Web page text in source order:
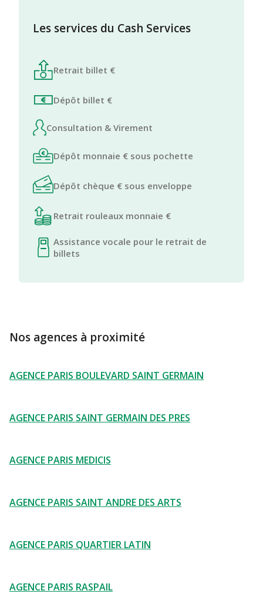
Les services du Cash Services
Retrait billet €
Dépôt billet €
Consultation & Virement
Dépôt monnaie € sous pochette
Dépôt chèque € sous enveloppe
Retrait rouleaux monnaie €
Assistance vocale pour le retrait de
billets
Nos agences à proximité
AGENCE PARIS BOULEVARD SAINT GERMAIN
AGENCE PARIS SAINT GERMAIN DES PRES
AGENCE PARIS MEDICIS
AGENCE PARIS SAINT ANDRE DES ARTS
AGENCE PARIS QUARTIER LATIN
AGENCE PARIS RASPAIL